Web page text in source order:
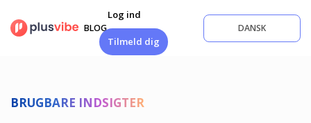
indhold
BLOG
Log ind
Tilmeld dig
DANSK
BRUGBARE INDSIGTER